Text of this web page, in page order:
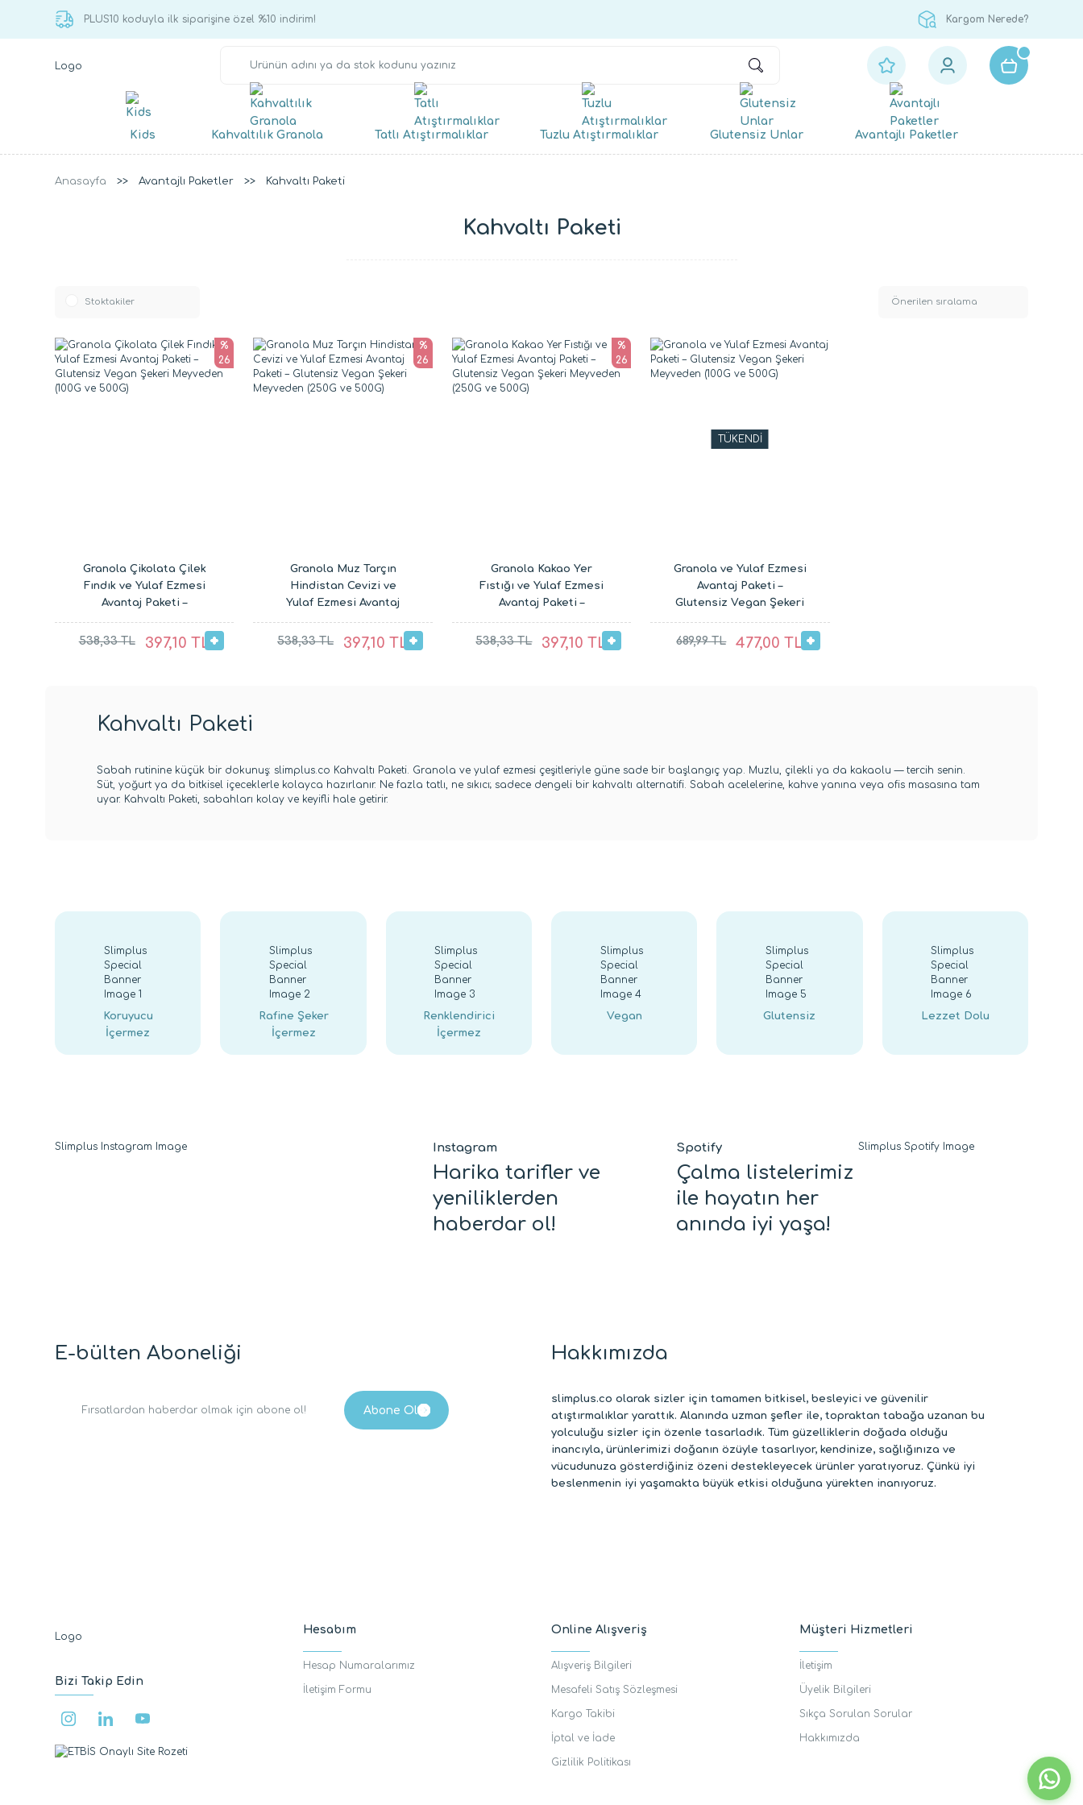
PLUS10 koduyla ilk siparişine özel %10 indirim! Kargom Nerede?
Kids Kahvaltılık Granola Tatlı Atıştırmalıklar Tuzlu Atıştırmalıklar Glutensiz Unlar Avantajlı Paketler
Anasayfa Avantajlı Paketler Kahvaltı Paketi
Kahvaltı Paketi
Stoktakiler
%
26
Granola Çikolata Çilek
Fındık ve Yulaf Ezmesi
Avantaj Paketi –
Glutensiz Vegan Şekeri
Meyveden (100G ve
538,33 TL 397,10 TL
%
26
Granola Muz Tarçın
Hindistan Cevizi ve
Yulaf Ezmesi Avantaj
Paketi – Glutensiz
Vegan Şekeri Meyveden
(250G ve 500G)
538,33 TL 397,10 TL
%
26
Granola Kakao Yer
Fıstığı ve Yulaf Ezmesi
Avantaj Paketi –
Glutensiz Vegan Şekeri
Meyveden (250G ve
538,33 TL 397,10 TL
TÜKENDİ
Granola ve Yulaf Ezmesi
Avantaj Paketi –
Glutensiz Vegan Şekeri
Meyveden (100G ve
500G)
689,99 TL 477,00 TL
Kahvaltı Paketi
Sabah rutinine küçük bir dokunuş: slimplus.co Kahvaltı Paketi. Granola ve yulaf ezmesi çeşitleriyle güne sade bir başlangıç yap. Muzlu, çilekli ya da kakaolu — tercih senin.
Süt, yoğurt ya da bitkisel içeceklerle kolayca hazırlanır. Ne fazla tatlı, ne sıkıcı; sadece dengeli bir kahvaltı alternatifi. Sabah acelelerine, kahve yanına veya ofis masasına tam
uyar. Kahvaltı Paketi, sabahları kolay ve keyifli hale getirir.
Koruyucu
İçermez
Rafine Şeker
İçermez
Renklendirici
İçermez
Vegan Glutensiz Lezzet Dolu
Instagram
Harika tarifler ve
yeniliklerden
haberdar ol!
Spotify
Çalma listelerimiz
ile hayatın her
anında iyi yaşa!
E-bülten Aboneliği Hakkımızda
slimplus.co olarak sizler için tamamen bitkisel, besleyici ve güvenilir
atıştırmalıklar yarattık. Alanında uzman şefler ile, topraktan tabağa uzanan bu
yolculuğu sizler için özenle tasarladık. Tüm güzelliklerin doğada olduğu
inancıyla, ürünlerimizi doğanın özüyle tasarlıyor, kendinize, sağlığınıza ve
vücudunuza gösterdiğiniz özeni destekleyecek ürünler yaratıyoruz. Çünkü iyi
beslenmenin iyi yaşamakta büyük etkisi olduğuna yürekten inanıyoruz.
Bizi Takip Edin
Hesabım
Hesap Numaralarımız
İletişim Formu
Online Alışveriş
Alışveriş Bilgileri
Mesafeli Satış Sözleşmesi
Kargo Takibi
İptal ve İade
Gizlilik Politikası
Müşteri Hizmetleri
İletişim
Üyelik Bilgileri
Sıkça Sorulan Sorular
Hakkımızda